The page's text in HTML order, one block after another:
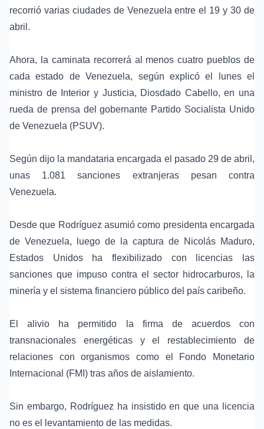
recorrió varias ciudades de Venezuela entre el 19 y 30 de
abril.
Ahora, la caminata recorrerá al menos cuatro pueblos de
cada estado de Venezuela, según explicó el lunes el
ministro de Interior y Justicia, Diosdado Cabello, en una
rueda de prensa del gobernante Partido Socialista Unido
de Venezuela (PSUV).
Según dijo la mandataria encargada el pasado 29 de abril,
unas 1.081 sanciones extranjeras pesan contra
Venezuela.
Desde que Rodríguez asumió como presidenta encargada
de Venezuela, luego de la captura de Nicolás Maduro,
Estados Unidos ha flexibilizado con licencias las
sanciones que impuso contra el sector hidrocarburos, la
minería y el sistema financiero público del país caribeño.
El alivio ha permitido la firma de acuerdos con
transnacionales energéticas y el restablecimiento de
relaciones con organismos como el Fondo Monetario
Internacional (FMI) tras años de aislamiento.
Sin embargo, Rodríguez ha insistido en que una licencia
no es el levantamiento de las medidas.